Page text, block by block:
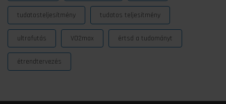
tudatosteljesítmény tudatos teljesítmény
ultrafutás VO2max értsd a tudományt
étrendtervezés